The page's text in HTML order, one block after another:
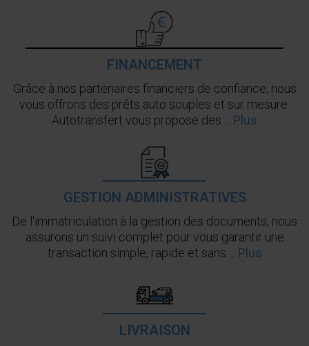
FINANCEMENT
Grâce à nos partenaires financiers de confiance, nous
vous offrons des prêts auto souples et sur mesure.
Autotransfert vous propose des ... Plus
GESTION ADMINISTRATIVES
De l'immatriculation à la gestion des documents, nous
assurons un suivi complet pour vous garantir une
transaction simple, rapide et sans ... Plus
LIVRAISON